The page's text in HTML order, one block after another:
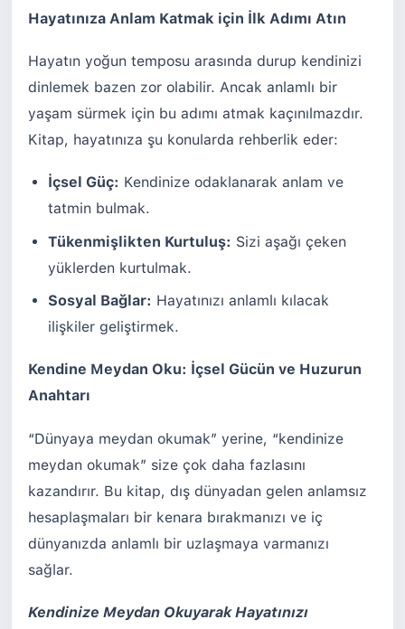
Hayatınıza Anlam Katmak için İlk Adımı Atın
Hayatın yoğun temposu arasında durup kendinizi
dinlemek bazen zor olabilir. Ancak anlamlı bir
yaşam sürmek için bu adımı atmak kaçınılmazdır.
Kitap, hayatınıza şu konularda rehberlik eder:
İçsel Güç: Kendinize odaklanarak anlam ve
tatmin bulmak.
Tükenmişlikten Kurtuluş: Sizi aşağı çeken
yüklerden kurtulmak.
Sosyal Bağlar: Hayatınızı anlamlı kılacak
ilişkiler geliştirmek.
Kendine Meydan Oku: İçsel Gücün ve Huzurun
Anahtarı
“Dünyaya meydan okumak” yerine, “kendinize
meydan okumak” size çok daha fazlasını
kazandırır. Bu kitap, dış dünyadan gelen anlamsız
hesaplaşmaları bir kenara bırakmanızı ve iç
dünyanızda anlamlı bir uzlaşmaya varmanızı
sağlar.
Kendinize Meydan Okuyarak Hayatınızı